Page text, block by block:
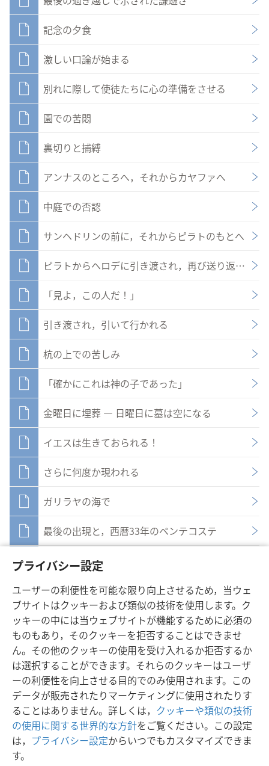
プライバシー設定
ユーザーの利便性を可能な限り向上させるため，当ウェ
ブサイトはクッキーおよび類似の技術を使用します。ク
ッキーの中には当ウェブサイトが機能するために必須の
ものもあり，そのクッキーを拒否することはできませ
ん。その他のクッキーの使用を受け入れるか拒否するか
は選択することができます。それらのクッキーはユーザ
ーの利便性を向上させる目的でのみ使用されます。この
データが販売されたりマーケティングに使用されたりす
ることはありません。詳しくは， クッキーや類似の技術
の使用に関する世界的な方針をご覧ください。この設定
は， プライバシー設定からいつでもカスタマイズできま
す。
記念の夕食
激しい口論が始まる
別れに際して使徒たちに心の準備をさせる
園での苦悶
裏切りと捕縛
アンナスのところへ，それからカヤファへ
中庭での否認
サンヘドリンの前に，それからピラトのもとへ
ピラトからヘロデに引き渡され，再び送り返される
「見よ，この人だ！」
引き渡され，引いて行かれる
杭の上での苦しみ
「確かにこれは神の子であった」
金曜日に埋葬 ― 日曜日に墓は空になる
イエスは生きておられる！
さらに何度か現われる
ガリラヤの海で
最後の出現と，西暦33年のペンテコステ
神の右で
イエスは神が求める事柄をすべてなし終える
日本語 シェアする 設定
Copyright© 2026 Watch Tower Bible and Tract Society of Pennsylvania
利用規約
プライバシーに関する方針 プライバシー設定
JW.ORG
ログイン